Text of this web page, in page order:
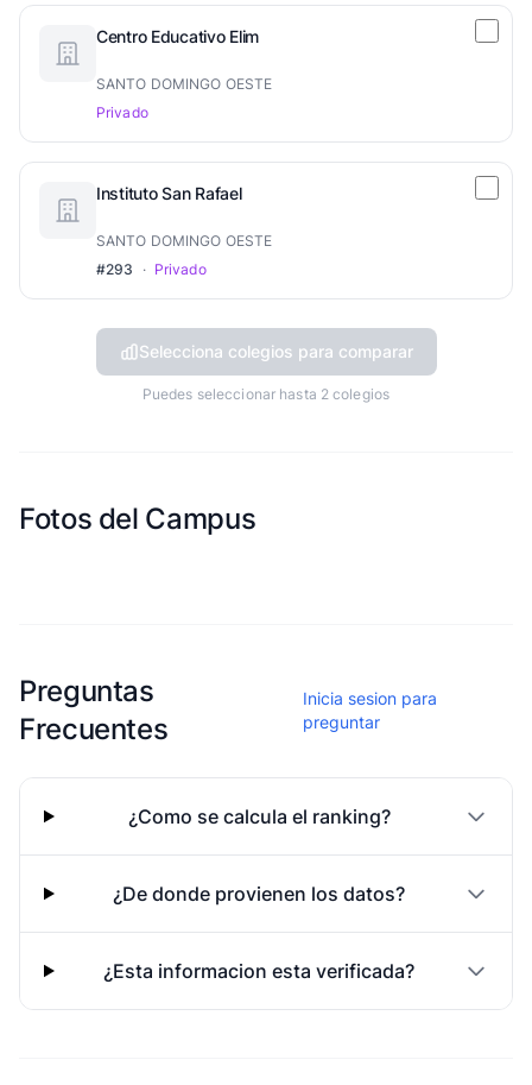
Centro Educativo Elim
SANTO DOMINGO OESTE
Privado
Instituto San Rafael
SANTO DOMINGO OESTE
#293
· Privado
Selecciona colegios para comparar
Puedes seleccionar hasta 2 colegios
Fotos del Campus
Preguntas
Frecuentes
Inicia sesion para
preguntar
¿Como se calcula el ranking?
¿De donde provienen los datos?
¿Esta informacion esta verificada?